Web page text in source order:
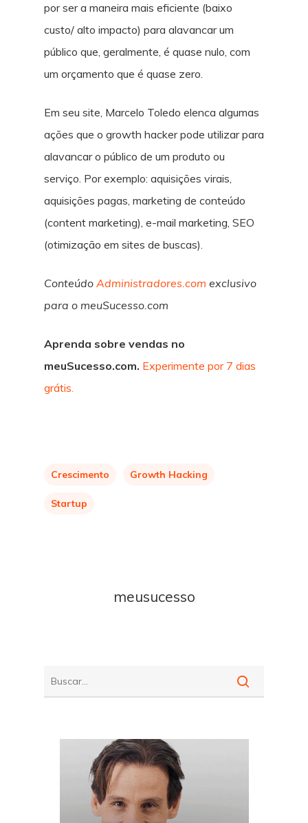
por ser a maneira mais eficiente (baixo
custo/ alto impacto) para alavancar um
público que, geralmente, é quase nulo, com
um orçamento que é quase zero.
Em seu site, Marcelo Toledo elenca algumas
ações que o growth hacker pode utilizar para
alavancar o público de um produto ou
serviço. Por exemplo: aquisições virais,
aquisições pagas, marketing de conteúdo
(content marketing), e-mail marketing, SEO
(otimização em sites de buscas).
Conteúdo Administradores.com exclusivo
para o meuSucesso.com
Aprenda sobre vendas no
meuSucesso.com. Experimente por 7 dias
grátis.
Crescimento Growth Hacking
Startup
meusucesso